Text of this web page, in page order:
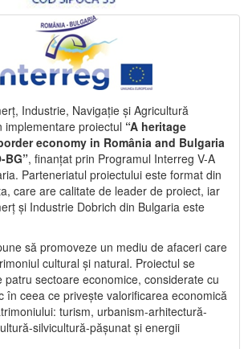
Industrie, Navigație și Agricultură
implementare proiectul “A heritage
economy in România and Bulgaria
BG”, finanțat prin Programul Interreg V-A
Parteneriatul proiectului este format din
care are calitate de leader de proiect, iar
și Industrie Dobrich din Bulgaria este
să promoveze un mediu de afaceri care
cultural și natural. Proiectul se
patru sectoare economice, considerate cu
în ceea ce privește valorificarea economică
turism, urbanism-arhitectură-
silvicultură-pășunat și energii